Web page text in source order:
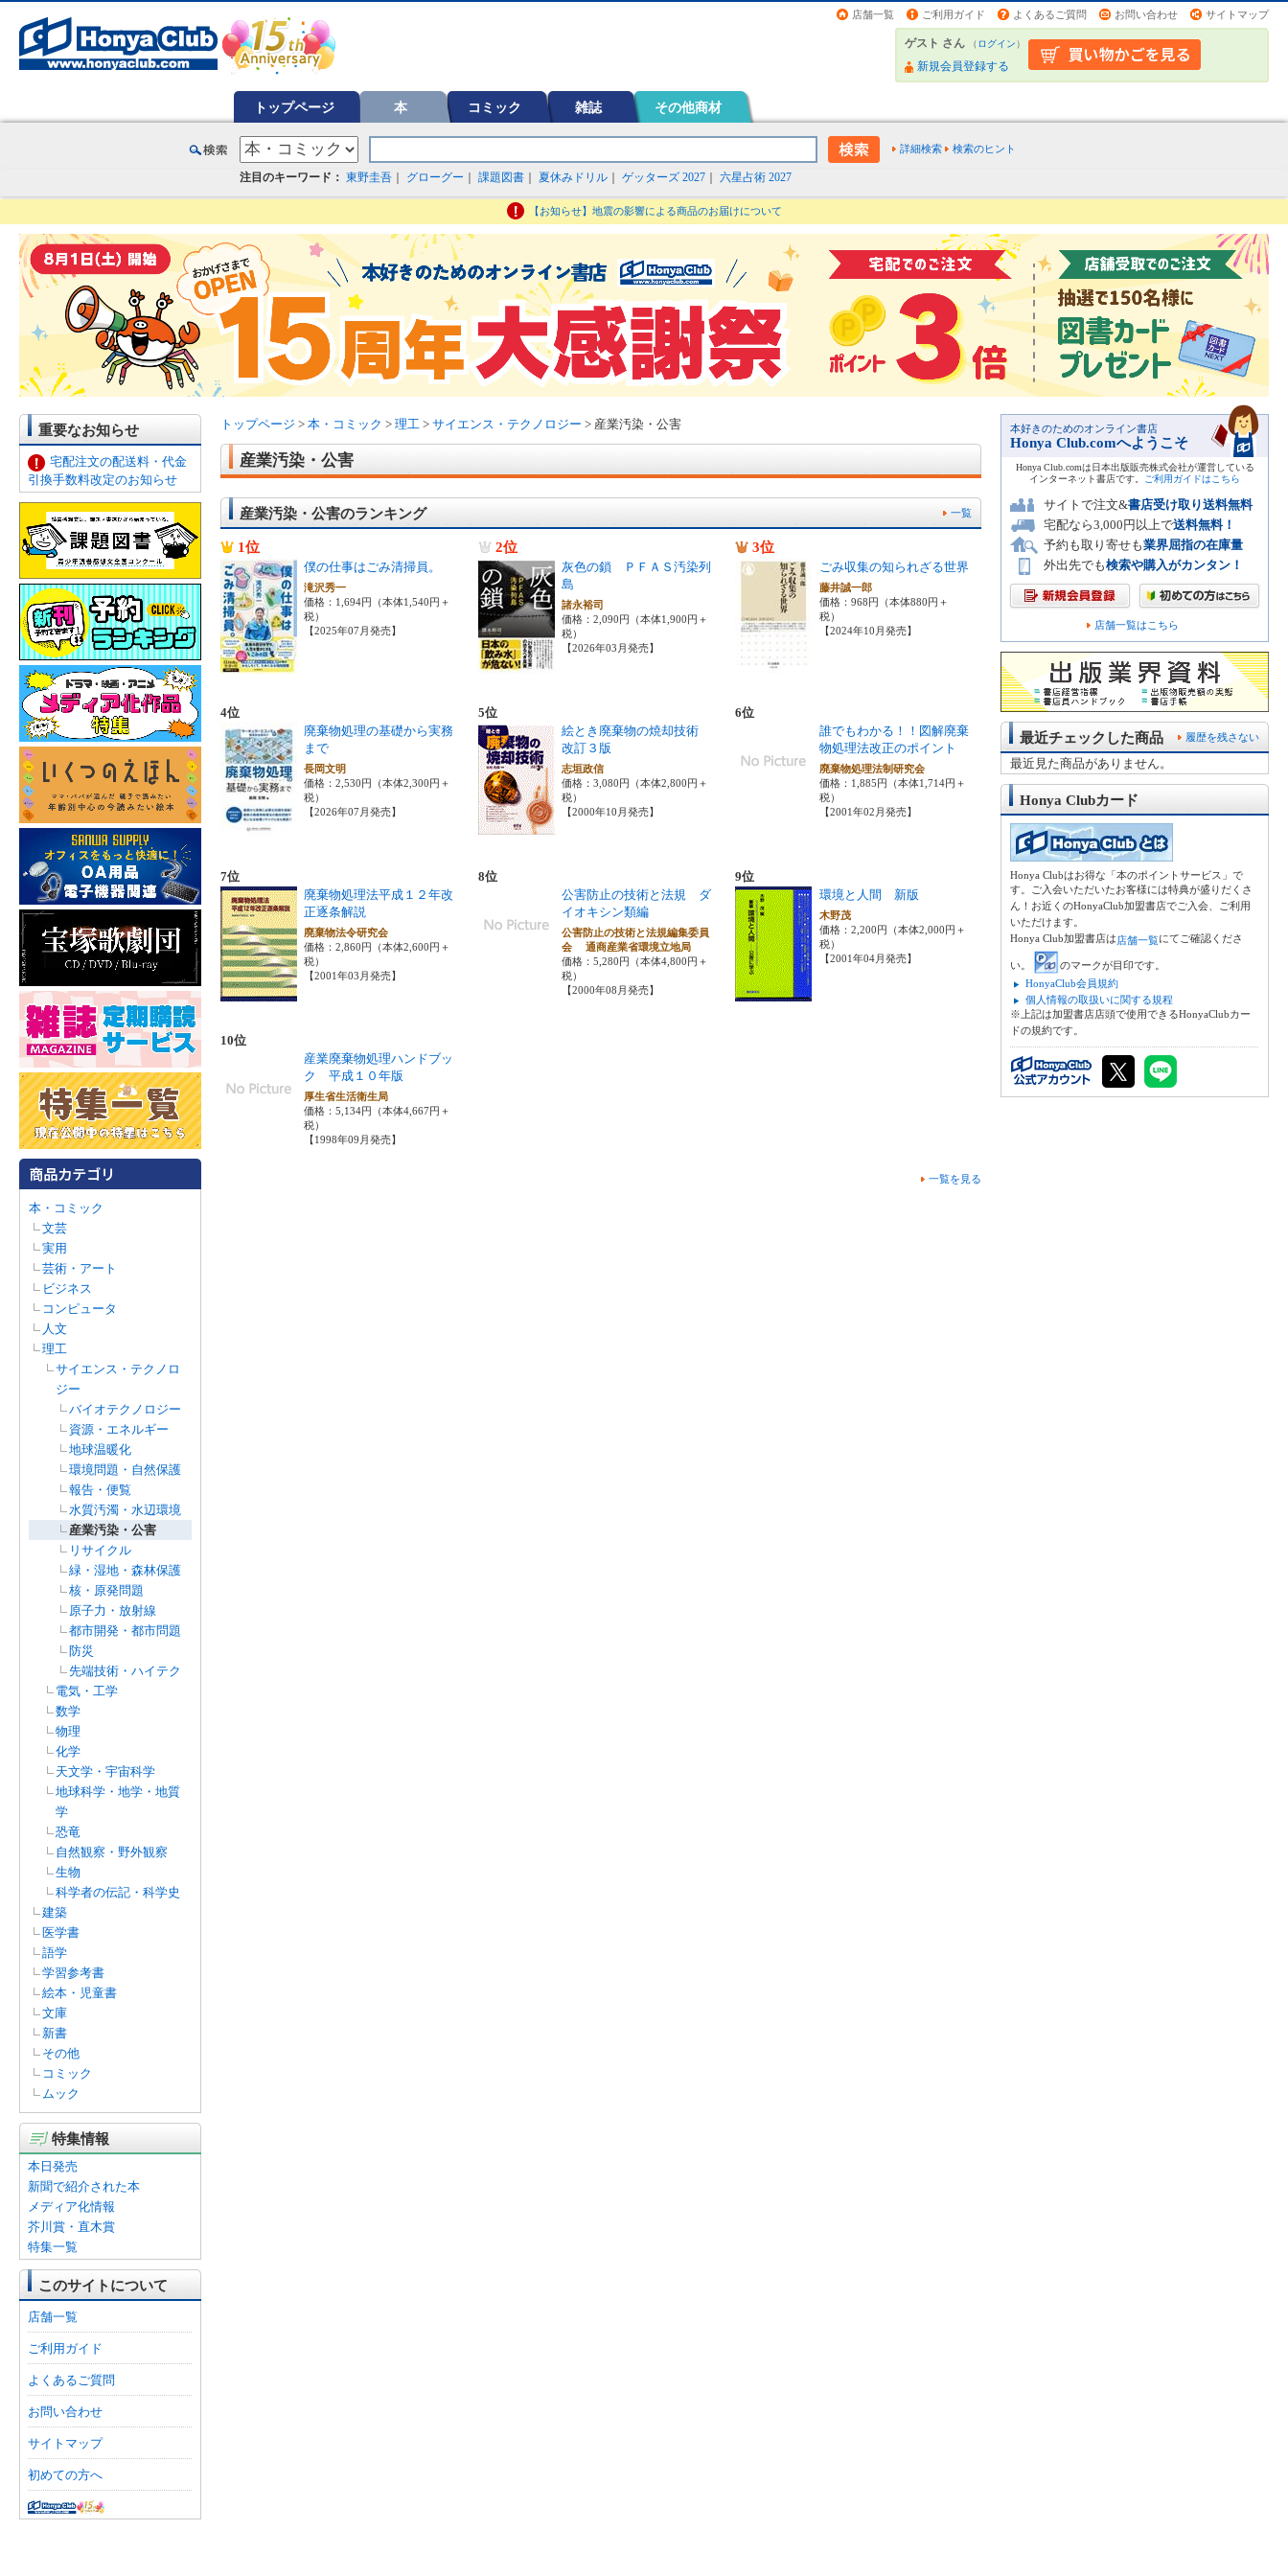
店舗一覧 ご利用ガイド よくあるご質問 お問い合わせ サイトマップ
ゲスト さん （ログイン）
新規会員登録する
トップページ 本 コミック 雑誌 その他商材
詳細検索 検索のヒント
注目のキーワード： 東野圭吾 グローグー 課題図書 夏休みドリル ゲッターズ 2027 六星占術 2027
【お知らせ】地震の影響による商品のお届けについて
重要なお知らせ
宅配注文の配送料・代金
引換手数料改定のお知らせ
本・コミック
文芸
実用
芸術・アート
ビジネス
コンピュータ
人文
理工
サイエンス・テクノロ
ジー
バイオテクノロジー
資源・エネルギー
地球温暖化
環境問題・自然保護
報告・便覧
水質汚濁・水辺環境
産業汚染・公害
リサイクル
緑・湿地・森林保護
核・原発問題
原子力・放射線
都市開発・都市問題
防災
先端技術・ハイテク
電気・工学
数学
物理
化学
天文学・宇宙科学
地球科学・地学・地質
学
恐竜
自然観察・野外観察
生物
科学者の伝記・科学史
建築
医学書
語学
学習参考書
絵本・児童書
文庫
新書
その他
コミック
ムック
特集情報
本日発売
新聞で紹介された本
メディア化情報
芥川賞・直木賞
特集一覧
このサイトについて
店舗一覧
ご利用ガイド
よくあるご質問
お問い合わせ
サイトマップ
初めての方へ
トップページ > 本・コミック > 理工 > サイエンス・テクノロジー > 産業汚染・公害
産業汚染・公害
一覧
産業汚染・公害のランキング
1位
僕の仕事はごみ清掃員。
滝沢秀一
価格：1,694円（本体1,540円＋
税）
【2025年07月発売】
2位
灰色の鎖 ＰＦＡＳ汚染列
島
諸永裕司
価格：2,090円（本体1,900円＋
税）
【2026年03月発売】
3位
ごみ収集の知られざる世界
藤井誠一郎
価格：968円（本体880円＋
税）
【2024年10月発売】
4位
廃棄物処理の基礎から実務
まで
長岡文明
価格：2,530円（本体2,300円＋
税）
【2026年07月発売】
5位
絵とき廃棄物の焼却技術
改訂３版
志垣政信
価格：3,080円（本体2,800円＋
税）
【2000年10月発売】
6位
誰でもわかる！！図解廃棄
物処理法改正のポイント
廃棄物処理法制研究会
価格：1,885円（本体1,714円＋
税）
【2001年02月発売】
7位
廃棄物処理法平成１２年改
正逐条解説
廃棄物法令研究会
価格：2,860円（本体2,600円＋
税）
【2001年03月発売】
8位
公害防止の技術と法規 ダ
イオキシン類編
公害防止の技術と法規編集委員
会 通商産業省環境立地局
価格：5,280円（本体4,800円＋
税）
【2000年08月発売】
9位
環境と人間 新版
木野茂
価格：2,200円（本体2,000円＋
税）
【2001年04月発売】
10位
産業廃棄物処理ハンドブッ
ク 平成１０年版
厚生省生活衛生局
価格：5,134円（本体4,667円＋
税）
【1998年09月発売】
一覧を見る
本好きのためのオンライン書店
Honya Club.comへようこそ
Honya Club.comは日本出版販売株式会社が運営している
インターネット書店です。
ご利用ガイドはこちら
サイトで注文&書店受け取り送料無料
宅配なら3,000円以上で送料無料！
予約も取り寄せも業界屈指の在庫量
外出先でも検索や購入がカンタン！
店舗一覧はこちら
履歴を残さない
最近チェックした商品
最近見た商品がありません。
Honya Clubカード
Honya Clubはお得な「本のポイントサービス」で
す。ご入会いただいたお客様には特典が盛りだくさ
ん！お近くのHonyaClub加盟書店でご入会、ご利用
いただけます。
Honya Club加盟書店は店舗一覧にてご確認くださ
い。
のマークが目印です。
HonyaClub会員規約
個人情報の取扱いに関する規程
※上記は加盟書店店頭で使用できるHonyaClubカー
ドの規約です。